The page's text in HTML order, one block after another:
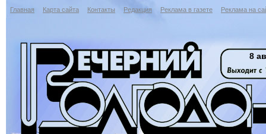
Главная Карта сайта Контакты Редакция Реклама в газете Реклама на
8